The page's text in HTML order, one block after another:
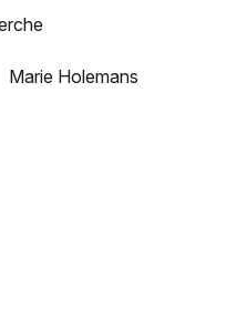
Marie Holemans